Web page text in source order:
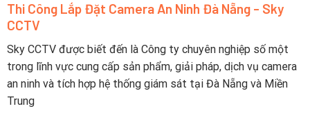
Thi Công Lắp Đặt Camera An Ninh Đà Nẵng - Sky
CCTV
Sky CCTV được biết đến là Công ty chuyên nghiệp số một
trong lĩnh vực cung cấp sản phẩm, giải pháp, dịch vụ camera
an ninh và tích hợp hệ thống giám sát tại Đà Nẵng và Miền
Trung